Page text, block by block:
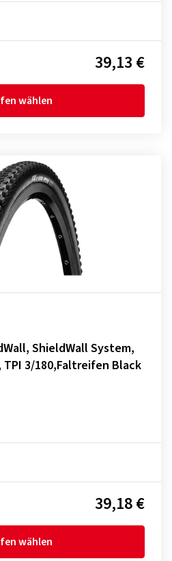
39,13 €
wählen
ShieldWall System,
TPI 3/180,Faltreifen Black
39,18 €
wählen